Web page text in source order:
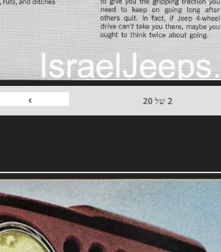
2של20
›